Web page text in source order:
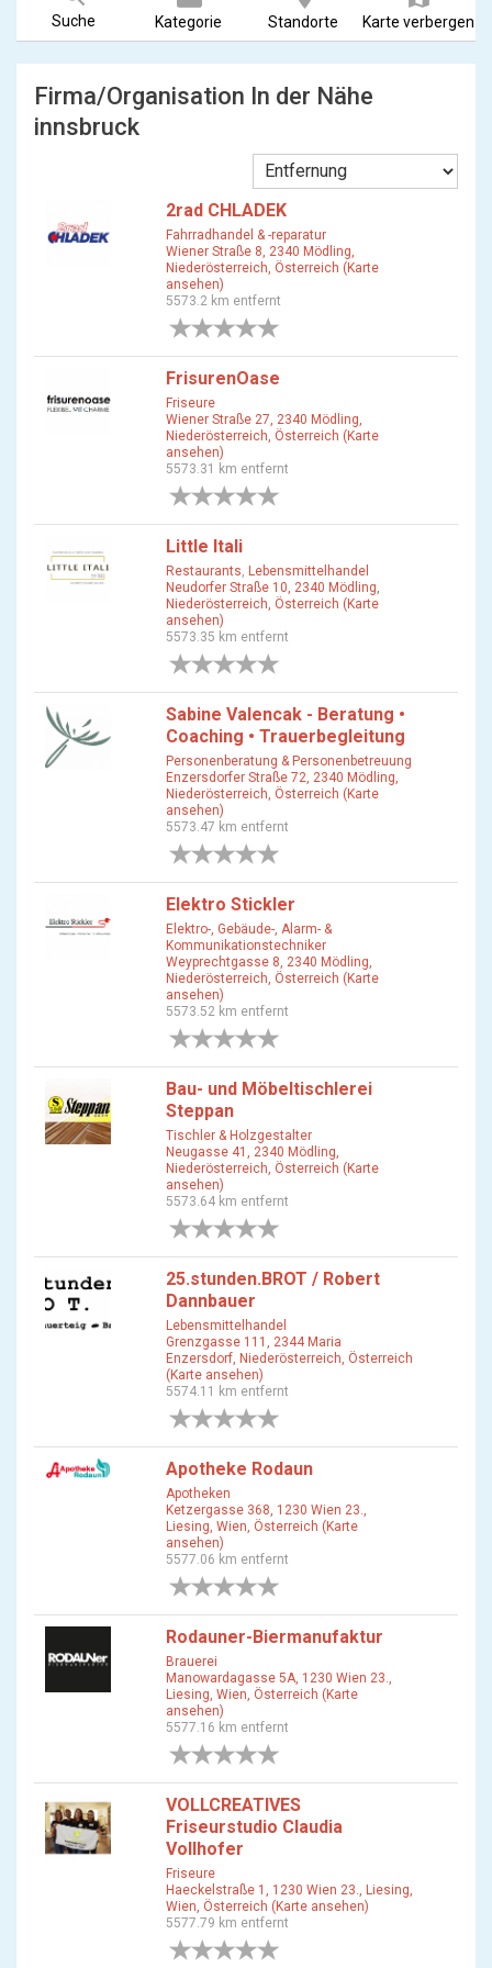
Suche Kategorie Standorte Karte verbergen
Firma/Organisation In der Nähe
innsbruck
2rad CHLADEK
Fahrradhandel & -reparatur
Wiener Straße 8, 2340 Mödling,
Niederösterreich, Österreich (Karte
ansehen)
5573.2 km entfernt
FrisurenOase
Friseure
Wiener Straße 27, 2340 Mödling,
Niederösterreich, Österreich (Karte
ansehen)
5573.31 km entfernt
Little Itali
Restaurants, Lebensmittelhandel
Neudorfer Straße 10, 2340 Mödling,
Niederösterreich, Österreich (Karte
ansehen)
5573.35 km entfernt
Sabine Valencak - Beratung •
Coaching • Trauerbegleitung
Personenberatung & Personenbetreuung
Enzersdorfer Straße 72, 2340 Mödling,
Niederösterreich, Österreich (Karte
ansehen)
5573.47 km entfernt
Elektro Stickler
Elektro-, Gebäude-, Alarm- &
Kommunikationstechniker
Weyprechtgasse 8, 2340 Mödling,
Niederösterreich, Österreich (Karte
ansehen)
5573.52 km entfernt
Bau- und Möbeltischlerei
Steppan
Tischler & Holzgestalter
Neugasse 41, 2340 Mödling,
Niederösterreich, Österreich (Karte
ansehen)
5573.64 km entfernt
25.stunden.BROT / Robert
Dannbauer
Lebensmittelhandel
Grenzgasse 111, 2344 Maria
Enzersdorf, Niederösterreich, Österreich
(Karte ansehen)
5574.11 km entfernt
Apotheke Rodaun
Apotheken
Ketzergasse 368, 1230 Wien 23.,
Liesing, Wien, Österreich (Karte
ansehen)
5577.06 km entfernt
Rodauner-Biermanufaktur
Brauerei
Manowardagasse 5A, 1230 Wien 23.,
Liesing, Wien, Österreich (Karte
ansehen)
5577.16 km entfernt
VOLLCREATIVES
Friseurstudio Claudia
Vollhofer
Friseure
Haeckelstraße 1, 1230 Wien 23., Liesing,
Wien, Österreich (Karte ansehen)
5577.79 km entfernt